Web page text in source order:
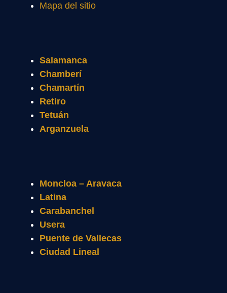
Mapa del sitio
Salamanca
Chamberí
Chamartín
Retiro
Tetuán
Arganzuela
Moncloa – Aravaca
Latina
Carabanchel
Usera
Puente de Vallecas
Ciudad Lineal